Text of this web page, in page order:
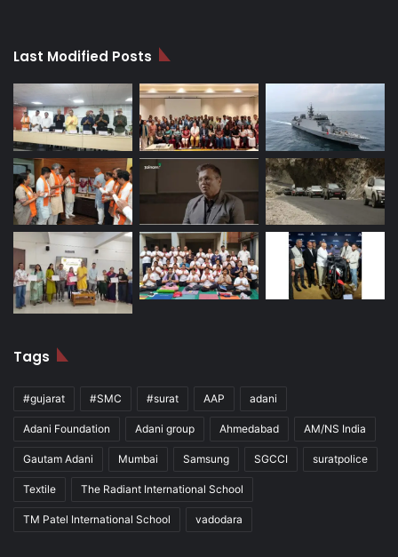
Last Modified Posts
Tags
#gujarat #SMC #surat AAP adani
Adani Foundation Adani group Ahmedabad AM/NS India
Gautam Adani Mumbai Samsung SGCCI suratpolice
Textile The Radiant International School
TM Patel International School vadodara